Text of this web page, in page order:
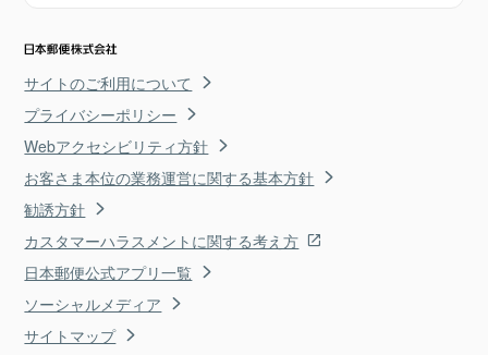
サイトのご利用について
プライバシーポリシー
Webアクセシビリティ方針
お客さま本位の業務運営に関する基本方針
勧誘方針
カスタマーハラスメントに関する考え方
日本郵便公式アプリ一覧
ソーシャルメディア
サイトマップ